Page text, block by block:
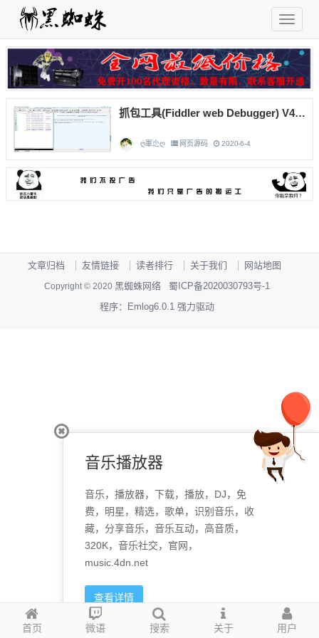
抓包工具(Fiddler web Debugger) V4.6 汉化安装版
ღ軍尐ღ 网页源码 2020-6-4
首页 微语 搜索 关于 用户
文章归档 友情链接 读者排行 关于我们 网站地图
Copyright © 2020 黑蜘蛛网络
蜀ICP备2020030793号-1
程序：Emlog6.0.1 强力驱动
音乐播放器
音乐，播放器，下载，播放，DJ，免
费，明星，精选，歌单，识别音乐，收
藏，分享音乐，音乐互动，高音质，
320K，音乐社交，官网，
music.4dn.net
查看详情